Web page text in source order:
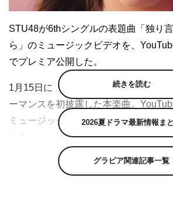
STU48が6thシングルの表題曲「独り
ら」のミュージックビデオを、
でプレミア公開した。
1月15日に「新春STU48武道館コンサ
ーマンスを初披露した本楽曲。
ミュージックビデオ解禁は、STU48と
続きを読む
2026夏ドラマ最新情報ま
グラビア関連記事一覧